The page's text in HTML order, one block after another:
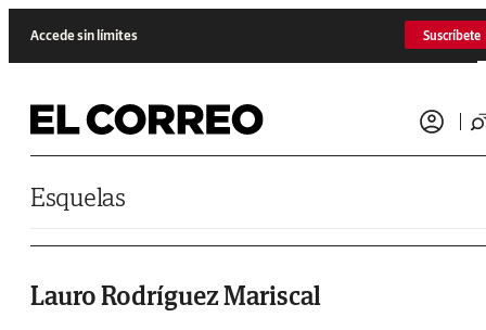
Accede sin límites Suscríbete
Esquelas
Lauro Rodríguez Mariscal